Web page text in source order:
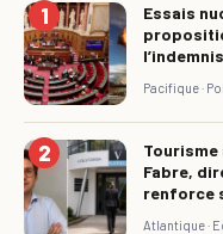
Essais
Pacifique ·
Tourisme
Fabre,
renforce
Atlantique ·